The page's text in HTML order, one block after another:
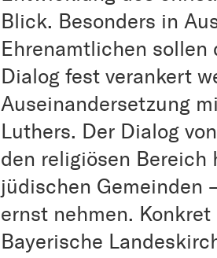
Blick. Besonders in
Ehrenamtlichen
Dialog fest verankert
Auseinandersetzung
Luthers. Der Dialog
den religiösen
jüdischen Gemeinden
ernst nehmen.
Bayerische